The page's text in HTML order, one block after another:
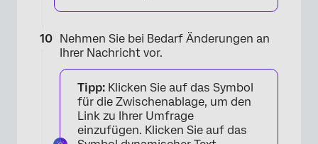
Nehmen Sie bei Bedarf Änderungen an
Ihrer Nachricht vor.
Tipp: Klicken Sie auf das Symbol
für die Zwischenablage, um den
Link zu Ihrer Umfrage
einzufügen. Klicken Sie auf das